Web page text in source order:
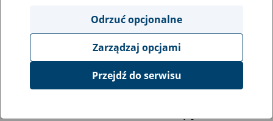
Obszar merytoryczny
obsługa klientów
Opis wydarzenia
Platforma Usług Elektronicznych ZUS eZUS
Odrzuć opcjonalne
Zarządzaj opcjami
Przejdź do serwisu